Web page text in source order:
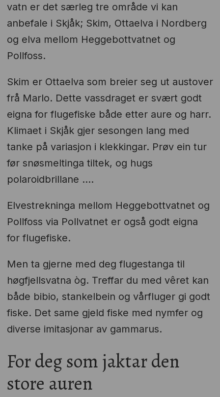
vatn er det særleg tre område vi kan
anbefale i Skjåk; Skim, Ottaelva i Nordberg
og elva mellom Heggebottvatnet og
Pollfoss.
Skim er Ottaelva som breier seg ut austover
frå Marlo. Dette vassdraget er svært godt
eigna for flugefiske både etter aure og harr.
Klimaet i Skjåk gjer sesongen lang med
tanke på variasjon i klekkingar. Prøv ein tur
før snøsmeltinga tiltek, og hugs
polaroidbrillane ....
Elvestrekninga mellom Heggebottvatnet og
Pollfoss via Pollvatnet er også godt eigna
for flugefiske.
Men ta gjerne med deg flugestanga til
høgfjellsvatna òg. Treffar du med vêret kan
både bibio, stankelbein og vårfluger gi godt
fiske. Det same gjeld fiske med nymfer og
diverse imitasjonar av gammarus.
For deg som jaktar den
store auren